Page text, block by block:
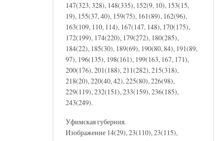
147(323, 328), 148(335), 152(9, 10), 153(15,
19), 155(37, 40), 159(75), 161(89), 162(96),
163(109, 110, 114), 167(147, 148), 170(175),
172(199), 174(220), 179(272), 180(285),
184(22), 185(30), 189(69), 190(80, 84), 191(89,
97), 196(135), 198(161), 199(163, 167, 171),
200(176), 201(188), 211(282), 215(318),
218(20), 220(40, 42), 225(80), 226(98),
229(119), 232(151), 233(159), 236(185),
243(249).
Уфимская губерния.
Изображение 14(29), 23(110), 23(115),